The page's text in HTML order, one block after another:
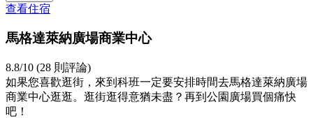
查看住宿
馬格達萊納廣場商業中心
8.8/10 (28 則評論)
如果您喜歡逛街，來到科班一定要安排時間去馬格達萊納廣場
商業中心逛逛。逛街逛得意猶未盡？再到公園廣場買個痛快
吧！